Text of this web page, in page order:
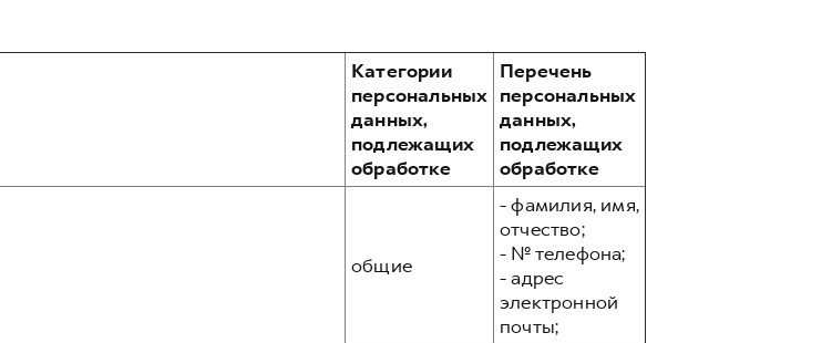
Категории
персональных
данных,
подлежащих
обработке
Перечень
персональных
данных,
подлежащих
обработке
общие
- фамилия, имя,
отчество;
- № телефона;
- адрес
электронной
почты;